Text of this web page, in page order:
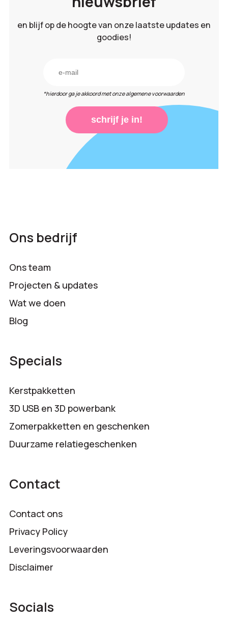
en blijf op de hoogte van onze laatste updates en
goodies!
*hierdoor ga je akkoord met onze algemene voorwaarden
schrijf je in!
Ons bedrijf
Ons team
Projecten & updates
Wat we doen
Blog
Specials
Kerstpakketten
3D USB en 3D powerbank
Zomerpakketten en geschenken
Duurzame relatiegeschenken
Contact
Contact ons
Privacy Policy
Leveringsvoorwaarden
Disclaimer
Socials